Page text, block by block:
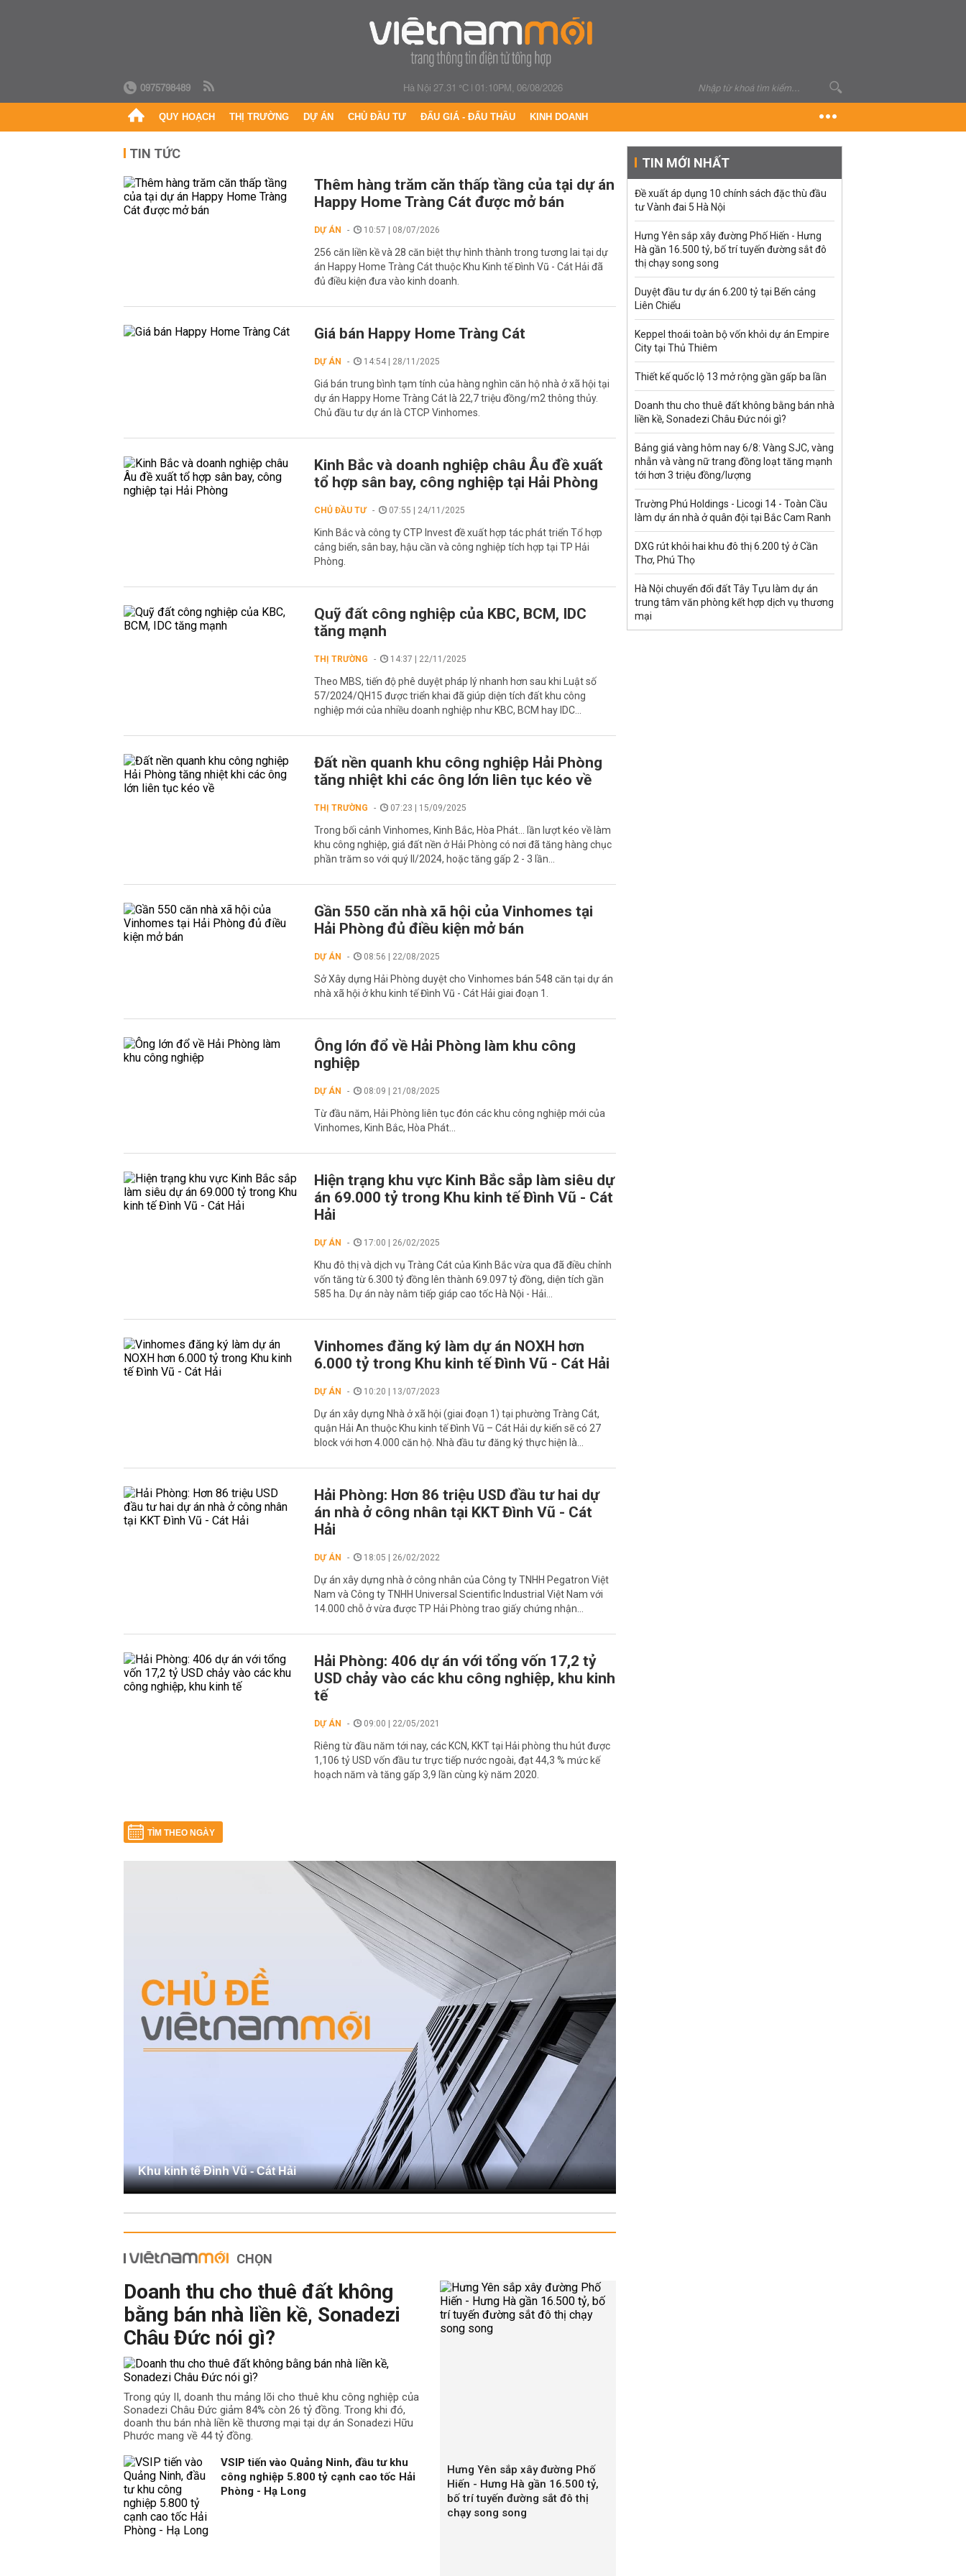
0975798489 Hà Nội 27.31 °C|01:10PM, 06/08/2026
QUY HOẠCH THỊ TRƯỜNG DỰ ÁN CHỦ ĐẦU TƯ ĐẤU GIÁ - ĐẤU THẦU KINH DOANH
TIN TỨC
Thêm hàng trăm căn thấp tầng của tại dự án
Happy Home Tràng Cát được mở bán
DỰ ÁN 10:57 | 08/07/2026
256 căn liền kề và 28 căn biệt thự hình thành trong tương lai tại dự
án Happy Home Tràng Cát thuộc Khu Kinh tế Đình Vũ - Cát Hải đã
đủ điều kiện đưa vào kinh doanh.
Giá bán Happy Home Tràng Cát
DỰ ÁN 14:54 | 28/11/2025
Giá bán trung bình tạm tính của hàng nghìn căn hộ nhà ở xã hội tại
dự án Happy Home Tràng Cát là 22,7 triệu đồng/m2 thông thủy.
Chủ đầu tư dự án là CTCP Vinhomes.
Kinh Bắc và doanh nghiệp châu Âu đề xuất
tổ hợp sân bay, công nghiệp tại Hải Phòng
CHỦ ĐẦU TƯ 07:55 | 24/11/2025
Kinh Bắc và công ty CTP Invest đề xuất hợp tác phát triển Tổ hợp
cảng biển, sân bay, hậu cần và công nghiệp tích hợp tại TP Hải
Phòng.
Quỹ đất công nghiệp của KBC, BCM, IDC
tăng mạnh
THỊ TRƯỜNG 14:37 | 22/11/2025
Theo MBS, tiến độ phê duyệt pháp lý nhanh hơn sau khi Luật số
57/2024/QH15 được triển khai đã giúp diện tích đất khu công
nghiệp mới của nhiều doanh nghiệp như KBC, BCM hay IDC...
Đất nền quanh khu công nghiệp Hải Phòng
tăng nhiệt khi các ông lớn liên tục kéo về
THỊ TRƯỜNG 07:23 | 15/09/2025
Trong bối cảnh Vinhomes, Kinh Bắc, Hòa Phát... lần lượt kéo về làm
khu công nghiệp, giá đất nền ở Hải Phòng có nơi đã tăng hàng chục
phần trăm so với quý II/2024, hoặc tăng gấp 2 - 3 lần...
Gần 550 căn nhà xã hội của Vinhomes tại
Hải Phòng đủ điều kiện mở bán
DỰ ÁN 08:56 | 22/08/2025
Sở Xây dựng Hải Phòng duyệt cho Vinhomes bán 548 căn tại dự án
nhà xã hội ở khu kinh tế Đình Vũ - Cát Hải giai đoạn 1.
Ông lớn đổ về Hải Phòng làm khu công
nghiệp
DỰ ÁN 08:09 | 21/08/2025
Từ đầu năm, Hải Phòng liên tục đón các khu công nghiệp mới của
Vinhomes, Kinh Bắc, Hòa Phát...
Hiện trạng khu vực Kinh Bắc sắp làm siêu dự
án 69.000 tỷ trong Khu kinh tế Đình Vũ - Cát
Hải
DỰ ÁN 17:00 | 26/02/2025
Khu đô thị và dịch vụ Tràng Cát của Kinh Bắc vừa qua đã điều chỉnh
vốn tăng từ 6.300 tỷ đồng lên thành 69.097 tỷ đồng, diện tích gần
585 ha. Dự án này nằm tiếp giáp cao tốc Hà Nội - Hải...
Vinhomes đăng ký làm dự án NOXH hơn
6.000 tỷ trong Khu kinh tế Đình Vũ - Cát Hải
DỰ ÁN 10:20 | 13/07/2023
Dự án xây dựng Nhà ở xã hội (giai đoạn 1) tại phường Tràng Cát,
quận Hải An thuộc Khu kinh tế Đình Vũ – Cát Hải dự kiến sẽ có 27
block với hơn 4.000 căn hộ. Nhà đầu tư đăng ký thực hiện là...
Hải Phòng: Hơn 86 triệu USD đầu tư hai dự
án nhà ở công nhân tại KKT Đình Vũ - Cát
Hải
DỰ ÁN 18:05 | 26/02/2022
Dự án xây dựng nhà ở công nhân của Công ty TNHH Pegatron Việt
Nam và Công ty TNHH Universal Scientific Industrial Việt Nam với
14.000 chỗ ở vừa được TP Hải Phòng trao giấy chứng nhận...
Hải Phòng: 406 dự án với tổng vốn 17,2 tỷ
USD chảy vào các khu công nghiệp, khu kinh
tế
DỰ ÁN 09:00 | 22/05/2021
Riêng từ đầu năm tới nay, các KCN, KKT tại Hải phòng thu hút được
1,106 tỷ USD vốn đầu tư trực tiếp nước ngoài, đạt 44,3 % mức kế
hoạch năm và tăng gấp 3,9 lần cùng kỳ năm 2020.
TÌM THEO NGÀY
Khu kinh tế Đình Vũ - Cát Hải
CHỌN
Doanh thu cho thuê đất không
bằng bán nhà liền kề, Sonadezi
Châu Đức nói gì?
Trong qúy II, doanh thu mảng lõi cho thuê khu công nghiệp của
Sonadezi Châu Đức giảm 84% còn 26 tỷ đồng. Trong khi đó,
doanh thu bán nhà liền kề thương mại tại dự án Sonadezi Hữu
Phước mang về 44 tỷ đồng.
VSIP tiến vào Quảng Ninh, đầu tư khu
công nghiệp 5.800 tỷ cạnh cao tốc Hải
Phòng - Hạ Long
Hưng Yên sắp xây đường Phố
Hiến - Hưng Hà gần 16.500 tỷ,
bố trí tuyến đường sắt đô thị
chạy song song
TIN MỚI NHẤT
Đề xuất áp dụng 10 chính sách đặc thù đầu
tư Vành đai 5 Hà Nội
Hưng Yên sắp xây đường Phố Hiến - Hưng
Hà gần 16.500 tỷ, bố trí tuyến đường sắt đô
thị chạy song song
Duyệt đầu tư dự án 6.200 tỷ tại Bến cảng
Liên Chiểu
Keppel thoái toàn bộ vốn khỏi dự án Empire
City tại Thủ Thiêm
Thiết kế quốc lộ 13 mở rộng gần gấp ba lần
Doanh thu cho thuê đất không bằng bán nhà
liền kề, Sonadezi Châu Đức nói gì?
Bảng giá vàng hôm nay 6/8: Vàng SJC, vàng
nhẫn và vàng nữ trang đồng loạt tăng mạnh
tới hơn 3 triệu đồng/lượng
Trường Phú Holdings - Licogi 14 - Toàn Cầu
làm dự án nhà ở quân đội tại Bắc Cam Ranh
DXG rút khỏi hai khu đô thị 6.200 tỷ ở Cần
Thơ, Phú Thọ
Hà Nội chuyển đổi đất Tây Tựu làm dự án
trung tâm văn phòng kết hợp dịch vụ thương
mại